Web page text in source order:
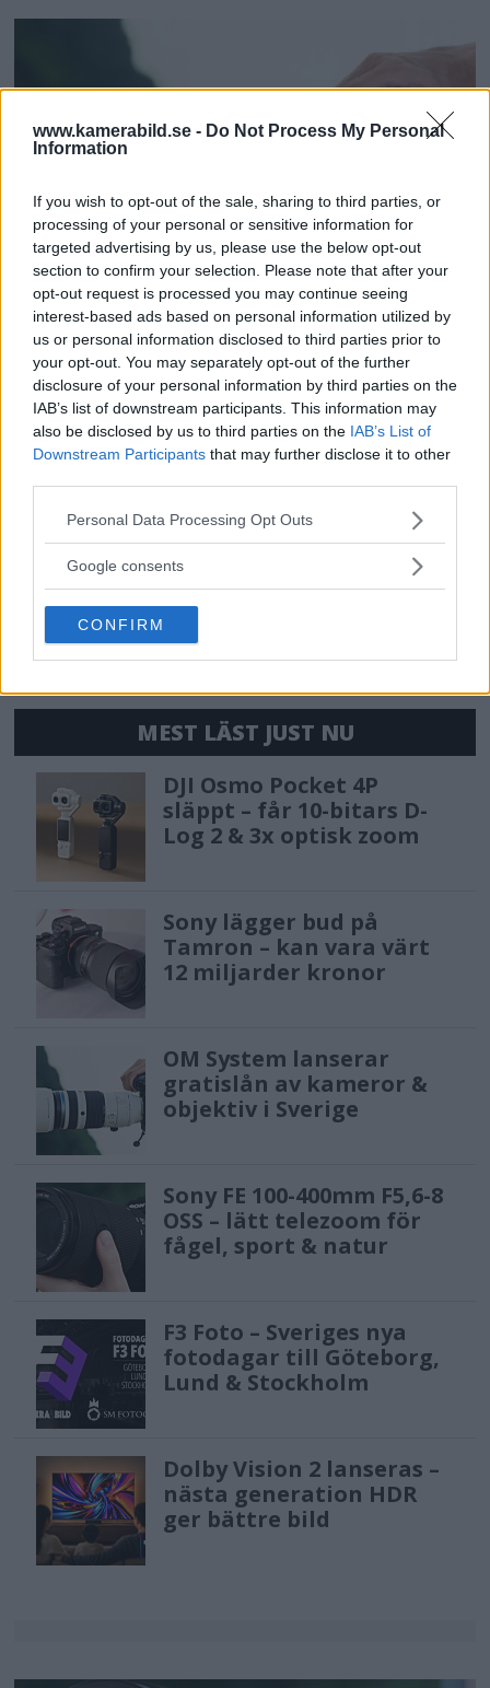
www.kamerabild.se - Do Not Process My Personal
Information
If you wish to opt-out of the sale, sharing to third parties, or
processing of your personal or sensitive information for
targeted advertising by us, please use the below opt-out
section to confirm your selection. Please note that after your
opt-out request is processed you may continue seeing
interest-based ads based on personal information utilized by
us or personal information disclosed to third parties prior to
your opt-out. You may separately opt-out of the further
disclosure of your personal information by third parties on the
IAB’s list of downstream participants. This information may
also be disclosed by us to third parties on the IAB’s List of
Downstream Participants that may further disclose it to other
Please note that this website/app uses one or more Google
not limited to your visit or usage behaviour. You may click to
use your data for below specified purposes in below Google
consent section.
Personal Data Processing Opt Outs
Google consents
CONFIRM
OM System lanserar
gratislån av kameror &
objektiv i Sverige
OM System lanserar nu "Test & Wow"-
programmet i Sverige, vilket gör det möjligt
att låna hem kameror och objektiv under fem
dagar för att se hur utrustningen passar dina
behov.
MEST LÄST JUST NU
DJI Osmo Pocket 4P
släppt – får 10-bitars D-
Log 2 & 3x optisk zoom
Sony lägger bud på
Tamron – kan vara värt
12 miljarder kronor
OM System lanserar
gratislån av kameror &
objektiv i Sverige
Sony FE 100-400mm F5,6-8
OSS – lätt telezoom för
fågel, sport & natur
F3 Foto – Sveriges nya
fotodagar till Göteborg,
Lund & Stockholm
Dolby Vision 2 lanseras –
nästa generation HDR
ger bättre bild